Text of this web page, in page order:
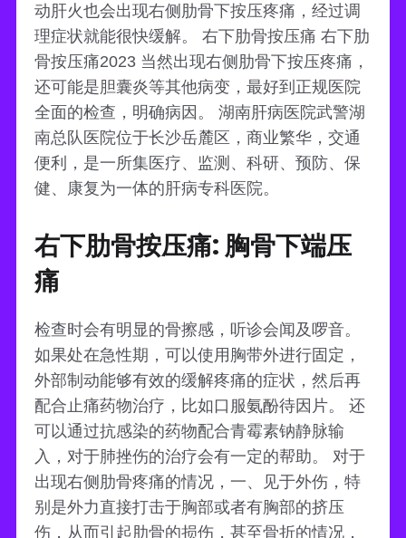
动肝火也会出现右侧肋骨下按压疼痛，经过调
理症状就能很快缓解。 右下肋骨按压痛 右下肋
骨按压痛2023 当然出现右侧肋骨下按压疼痛，
还可能是胆囊炎等其他病变，最好到正规医院
全面的检查，明确病因。 湖南肝病医院武警湖
南总队医院位于长沙岳麓区，商业繁华，交通
便利，是一所集医疗、监测、科研、预防、保
健、康复为一体的肝病专科医院。
右下肋骨按压痛: 胸骨下端压
痛
检查时会有明显的骨擦感，听诊会闻及啰音。
如果处在急性期，可以使用胸带外进行固定，
外部制动能够有效的缓解疼痛的症状，然后再
配合止痛药物治疗，比如口服氨酚待因片。 还
可以通过抗感染的药物配合青霉素钠静脉输
入，对于肺挫伤的治疗会有一定的帮助。 对于
出现右侧肋骨疼痛的情况，一、见于外伤，特
别是外力直接打击于胸部或者有胸部的挤压
伤，从而引起肋骨的损伤，甚至骨折的情况，